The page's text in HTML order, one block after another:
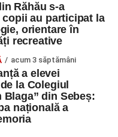
Răhău s-a
au participat la
orientare în
recreative
acum 3 săptămâni
a elevei
la Colegiul
Blaga” din Sebeș:
națională a